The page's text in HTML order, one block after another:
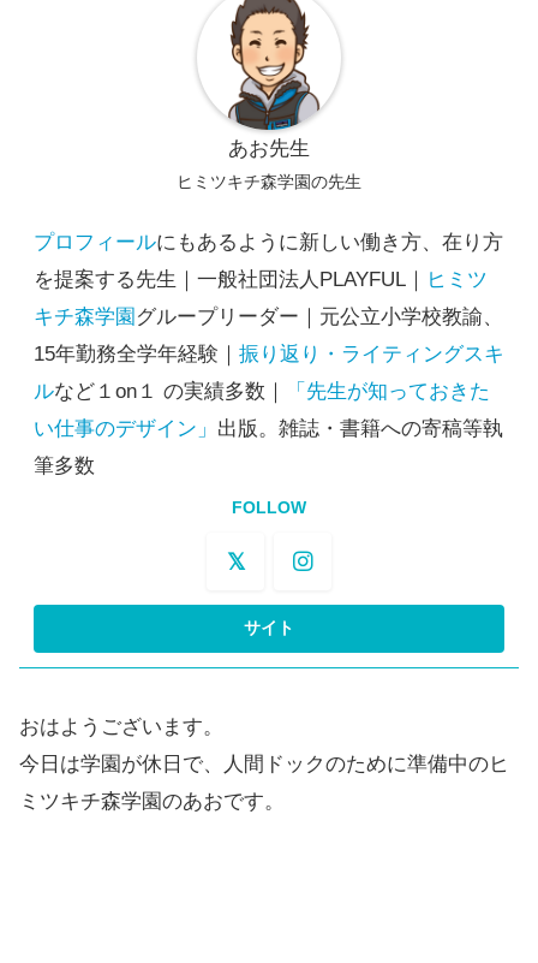
あお先生
ヒミツキチ森学園の先生
プロフィールにもあるように新しい働き方、在り方
を提案する先生｜一般社団法人PLAYFUL｜ ヒミツ
キチ森学園 グループリーダー｜元公立小学校教諭、
15年勤務全学年経験｜ 振り返り・ライティングスキ
ルなど１on１ の実績多数｜
「先生が知っておきた
い仕事のデザイン」 出版。雑誌・書籍への寄稿等執
筆多数
FOLLOW
おはようございます。
今日は学園が休日で、人間ドックのために準備中のヒ
ミツキチ森学園のあおです。